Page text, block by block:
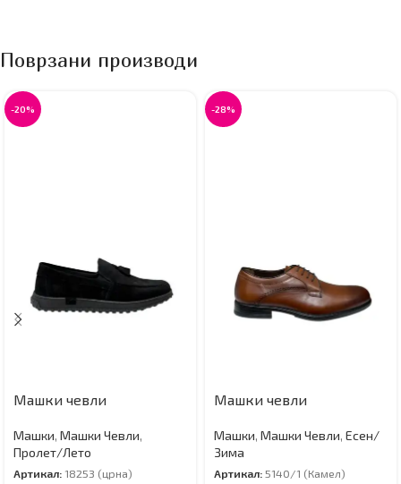
Поврзани производи
-20%
Машки чевли
Машки, Машки Чевли,
Пролет/Лето
Артикал: 18253 (црна)
-28%
Машки чевли
Машки, Машки Чевли, Есен/
Зима
Артикал:5140/1 (Камел)